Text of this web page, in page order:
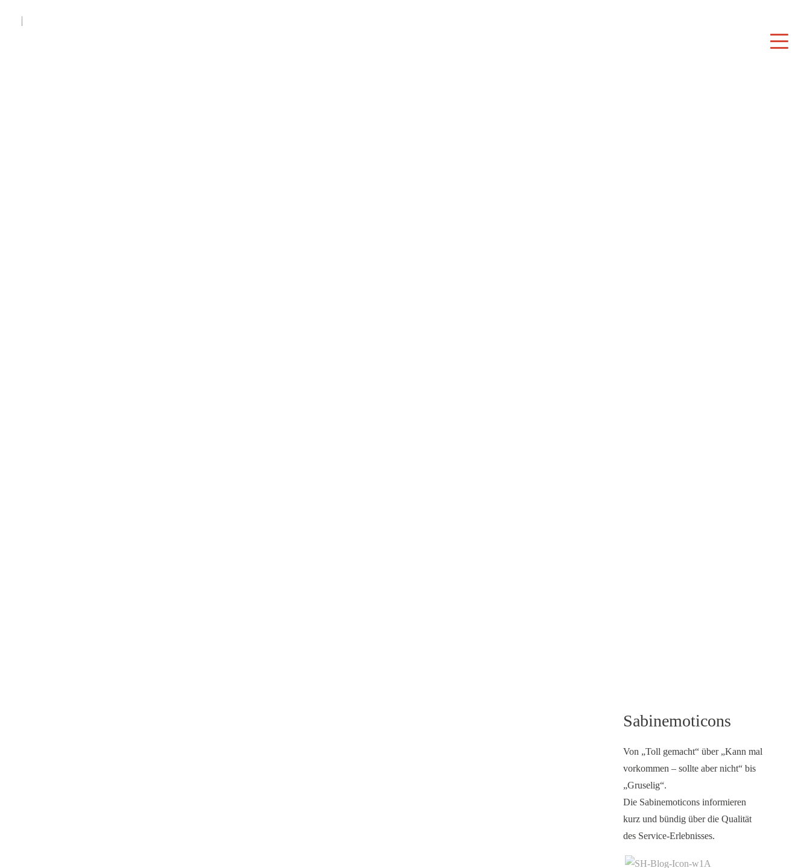
Sabinemoticons
Von „Toll gemacht“ über „Kann mal
vorkommen – sollte aber nicht“ bis
„Gruselig“.
Die Sabinemoticons informieren
kurz und bündig über die Qualität
des Service-Erlebnisses.